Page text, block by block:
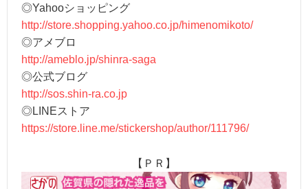
◎Yahooショッピング
http://store.shopping.yahoo.co.jp/himenomikoto/
◎アメブロ
http://ameblo.jp/shinra-saga
◎公式ブログ
http://sos.shin-ra.co.jp
◎LINEストア
https://store.line.me/stickershop/author/111796/
【ＰＲ】